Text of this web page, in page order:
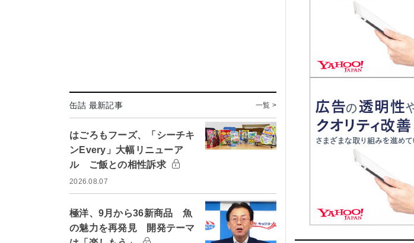
缶詰 最新記事 一覧 >
はごろもフーズ、「シーチキ
ンEvery」大幅リニューア
ル ご飯との相性訴求
2026.08.07
極洋、9月から36新商品 魚
の魅力を再発見 開発テーマ